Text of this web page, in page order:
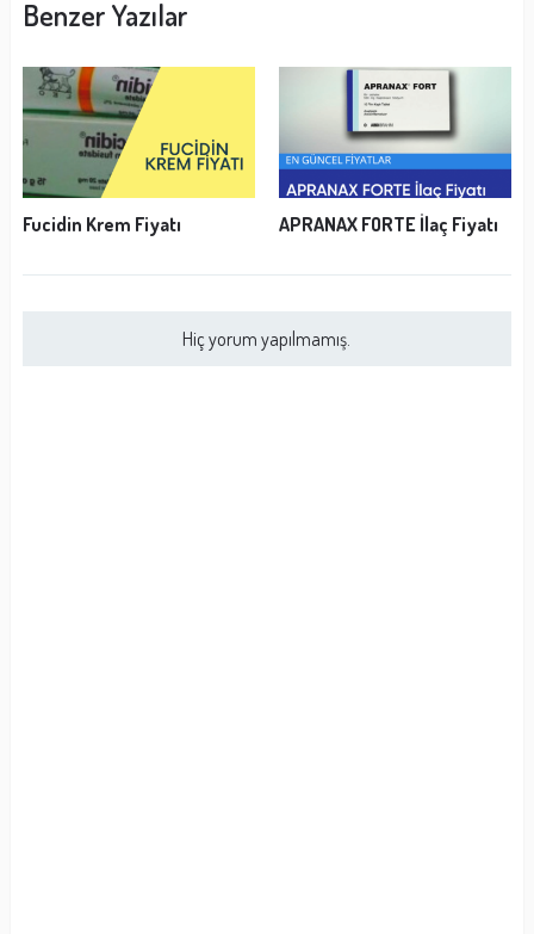
Benzer Yazılar
Fucidin Krem Fiyatı APRANAX FORTE İlaç Fiyatı
Hiç yorum yapılmamış.